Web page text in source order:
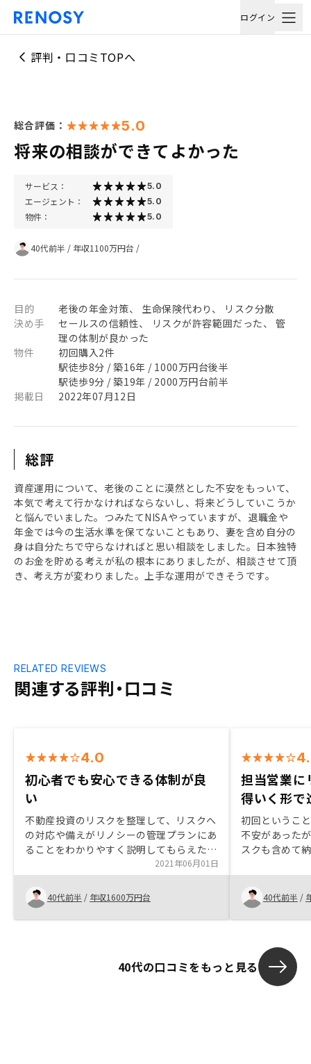
ログイン
評判・口コミTOPへ
総合評価： 5.0
将来の相談ができてよかった
サービス： 5.0
エージェント： 5.0
物件： 5.0
40代前半 / 年収1100万円台 /
目的
老後の年金対策、 生命保険代わり、 リスク分散
決め手
セールスの信頼性、 リスクが許容範囲だった、 管
理の体制が良かった
物件
初回購入2件
駅徒歩8分 / 築16年 / 1000万円台後半
駅徒歩9分 / 築19年 / 2000万円台前半
掲載日
2022年07月12日
総評
資産運用について、老後のことに漠然とした不安をもっいて、
本気で考えて行かなければならないし、将来どうしていこうか
と悩んでいました。つみたてNISAやっていますが、退職金や
年金では今の生活水準を保てないこともあり、妻を含め自分の
身は自分たちで守らなければと思い相談をしました。日本独特
のお金を貯める考えが私の根本にありましたが、相談させて頂
き、考え方が変わりました。上手な運用ができそうです。
関連する評判・口コミ
RELATED REVIEWS
4.0
初心者でも安心できる体制が良
い
不動産投資のリスクを整理して、リスクへ
の対応や備えがリノシーの管理プランにあ
ることをわかりやすく説明してもらえた。
初心者なので安心できる体制面。物件の抽
出条件やエリア相場を明示してほしい。
2021年06月01日
40代前半 / 年収1600万円台
担当営業に
得いく形で
初回というこ
不安があった
スクも含めて
ことができた
償却費などを
に納得いく形
40代前半 /
40代の口コミをもっと見る